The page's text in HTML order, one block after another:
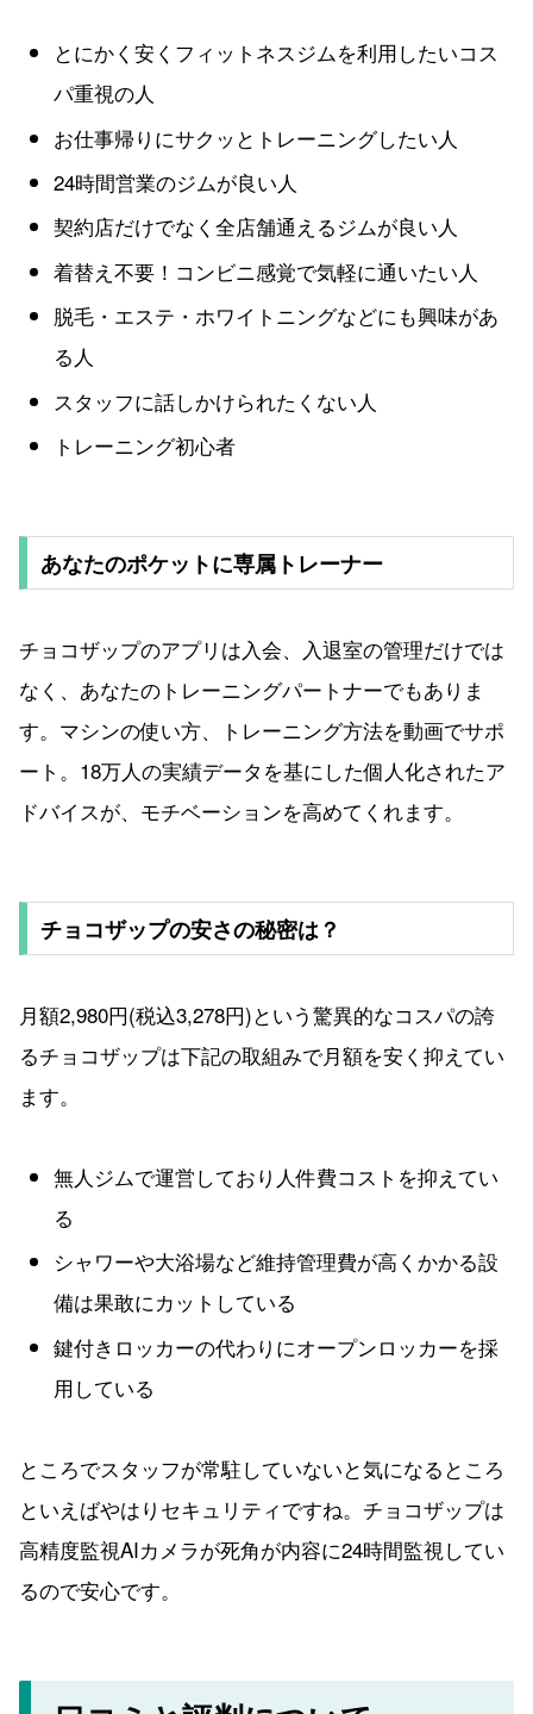
とにかく安くフィットネスジムを利用したいコス
パ重視の人
お仕事帰りにサクッとトレーニングしたい人
24時間営業のジムが良い人
契約店だけでなく全店舗通えるジムが良い人
着替え不要！コンビニ感覚で気軽に通いたい人
脱毛・エステ・ホワイトニングなどにも興味があ
る人
スタッフに話しかけられたくない人
トレーニング初心者
あなたのポケットに専属トレーナー
チョコザップのアプリは入会、入退室の管理だけでは
なく、あなたのトレーニングパートナーでもありま
す。マシンの使い方、トレーニング方法を動画でサポ
ート。18万人の実績データを基にした個人化されたア
ドバイスが、モチベーションを高めてくれます。
チョコザップの安さの秘密は？
月額2,980円(税込3,278円)という驚異的なコスパの誇
るチョコザップは下記の取組みで月額を安く抑えてい
ます。
無人ジムで運営しており人件費コストを抑えてい
る
シャワーや大浴場など維持管理費が高くかかる設
備は果敢にカットしている
鍵付きロッカーの代わりにオープンロッカーを採
用している
ところでスタッフが常駐していないと気になるところ
といえばやはりセキュリティですね。チョコザップは
高精度監視AIカメラが死角が内容に24時間監視してい
るので安心です。